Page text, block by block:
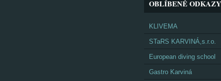
OBLÍBENÉ ODKAZY
KLIVEMA
STaRS KARVINÁ,s.r.o.
European diving school
Gastro Karviná